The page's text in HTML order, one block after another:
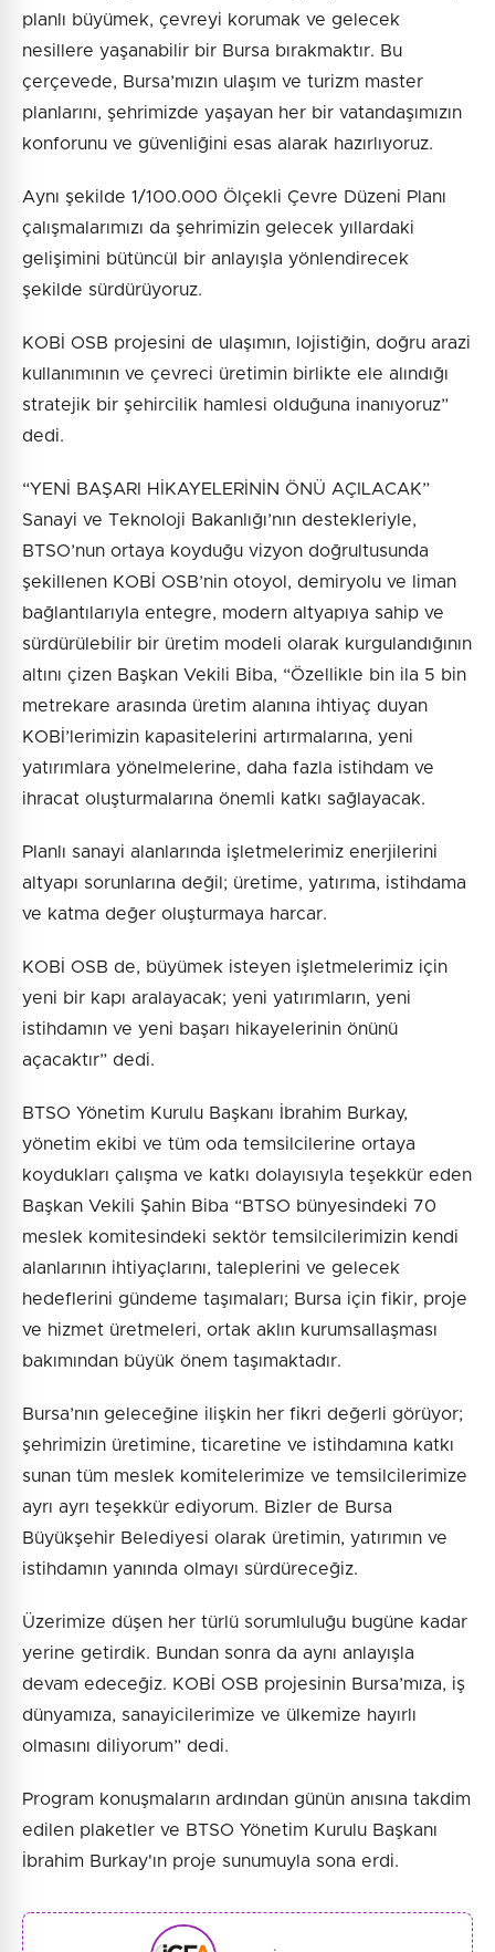
planlı büyümek, çevreyi korumak ve gelecek
nesillere yaşanabilir bir Bursa bırakmaktır. Bu
çerçevede, Bursa’mızın ulaşım ve turizm master
planlarını, şehrimizde yaşayan her bir vatandaşımızın
konforunu ve güvenliğini esas alarak hazırlıyoruz.
Aynı şekilde 1/100.000 Ölçekli Çevre Düzeni Planı
çalışmalarımızı da şehrimizin gelecek yıllardaki
gelişimini bütüncül bir anlayışla yönlendirecek
şekilde sürdürüyoruz.
KOBİ OSB projesini de ulaşımın, lojistiğin, doğru arazi
kullanımının ve çevreci üretimin birlikte ele alındığı
stratejik bir şehircilik hamlesi olduğuna inanıyoruz”
dedi.
“YENİ BAŞARI HİKAYELERİNİN ÖNÜ AÇILACAK”
Sanayi ve Teknoloji Bakanlığı’nın destekleriyle,
BTSO’nun ortaya koyduğu vizyon doğrultusunda
şekillenen KOBİ OSB’nin otoyol, demiryolu ve liman
bağlantılarıyla entegre, modern altyapıya sahip ve
sürdürülebilir bir üretim modeli olarak kurgulandığının
altını çizen Başkan Vekili Biba, “Özellikle bin ila 5 bin
metrekare arasında üretim alanına ihtiyaç duyan
KOBİ’lerimizin kapasitelerini artırmalarına, yeni
yatırımlara yönelmelerine, daha fazla istihdam ve
ihracat oluşturmalarına önemli katkı sağlayacak.
Planlı sanayi alanlarında işletmelerimiz enerjilerini
altyapı sorunlarına değil; üretime, yatırıma, istihdama
ve katma değer oluşturmaya harcar.
KOBİ OSB de, büyümek isteyen işletmelerimiz için
yeni bir kapı aralayacak; yeni yatırımların, yeni
istihdamın ve yeni başarı hikayelerinin önünü
açacaktır” dedi.
BTSO Yönetim Kurulu Başkanı İbrahim Burkay,
yönetim ekibi ve tüm oda temsilcilerine ortaya
koydukları çalışma ve katkı dolayısıyla teşekkür eden
Başkan Vekili Şahin Biba “BTSO bünyesindeki 70
meslek komitesindeki sektör temsilcilerimizin kendi
alanlarının ihtiyaçlarını, taleplerini ve gelecek
hedeflerini gündeme taşımaları; Bursa için fikir, proje
ve hizmet üretmeleri, ortak aklın kurumsallaşması
bakımından büyük önem taşımaktadır.
Bursa’nın geleceğine ilişkin her fikri değerli görüyor;
şehrimizin üretimine, ticaretine ve istihdamına katkı
sunan tüm meslek komitelerimize ve temsilcilerimize
ayrı ayrı teşekkür ediyorum. Bizler de Bursa
Büyükşehir Belediyesi olarak üretimin, yatırımın ve
istihdamın yanında olmayı sürdüreceğiz.
Üzerimize düşen her türlü sorumluluğu bugüne kadar
yerine getirdik. Bundan sonra da aynı anlayışla
devam edeceğiz. KOBİ OSB projesinin Bursa’mıza, iş
dünyamıza, sanayicilerimize ve ülkemize hayırlı
olmasını diliyorum” dedi.
Program konuşmaların ardından günün anısına takdim
edilen plaketler ve BTSO Yönetim Kurulu Başkanı
İbrahim Burkay'ın proje sunumuyla sona erdi.